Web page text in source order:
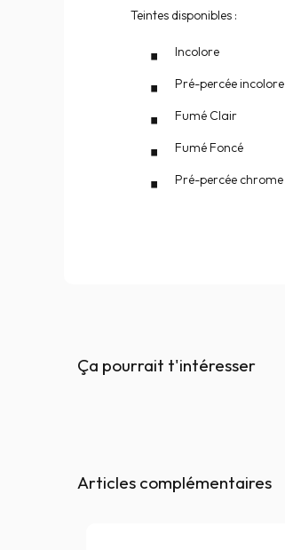
Teintes disponibles :
Incolore
Pré-percée incolore
Fumé Clair
Fumé Foncé
Pré-percée chrome
Ça pourrait t'intéresser
Articles complémentaires